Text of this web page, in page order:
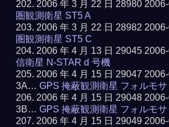
2006 年 3 月 22 日 28980
圏観測衛星 ST5 A
2006 年 3 月 22 日 28982
圏観測衛星 ST5 C
2006 年 4 月 13 日 29045
信衛星 N-STAR d 号機
2006 年 4 月 15 日 29047
3A…GPS 掩蔽観測衛星 フォルモ
2006 年 4 月 15 日 29048
3B…GPS 掩蔽観測衛星 フォルモ
2006 年 4 月 15 日 29049